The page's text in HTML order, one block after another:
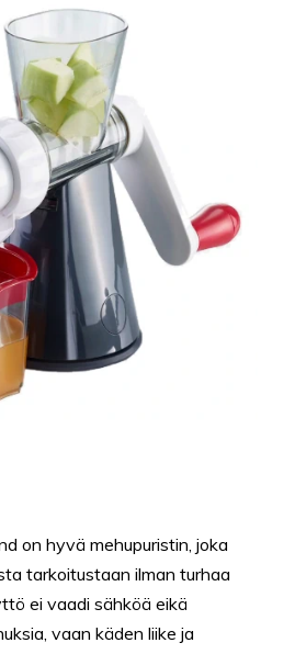
on hyvä mehupuristin, joka
tarkoitustaan ilman turhaa
ei vaadi sähköä eikä
vaan käden liike ja